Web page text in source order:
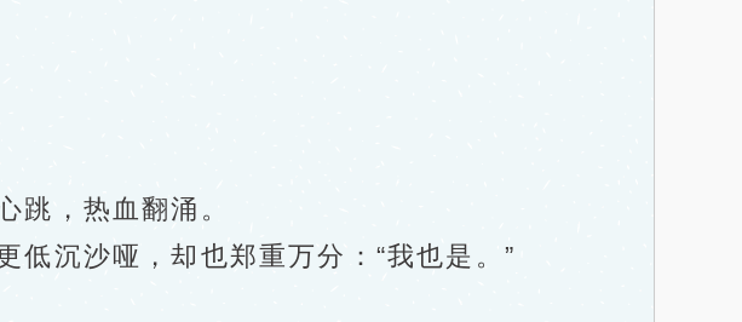
，热血翻涌。
沉沙哑，却也郑重万分：“我也是。”